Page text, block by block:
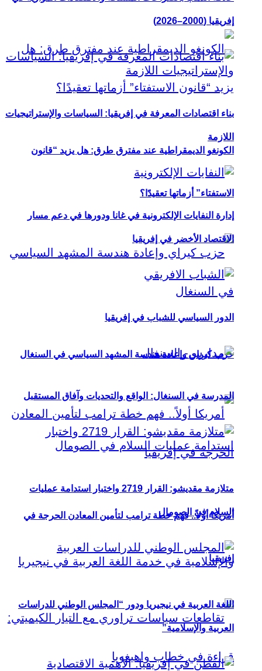
الكونغو الديمقراطية عند مفترق طرق: هل يزيد “قانون
الاستفتاء” أزماتها تعقيدًا؟
حزب كيراي وإعادة هندسة المشهد السياسي في السنغال
أمريكا أولاً.. فهم خطة ترامب لتأمين المعادن الحرجة في
إفريقيا
إفريقيا (2000–2026)
بناء اقتصادات المعرفة في إفريقيا: السياسات والإستراتيجيات
اللازمة
إدارة النفايات الإلكترونية في غانا ودورها في دعم مسار
الاقتصاد الأخضر في إفريقيا
الدور السياسي للشباب في إفريقيا
المدرسة في السنغال: الواقع والتحديات وآفاق المستقبل
متلازمة مقديشو: القرار 2719 واختبار استدامة عمليات
السلام في الصومال
اللغة العربية في نيجيريا ودور “المجلس الوطني للدراسات
العربية والإسلامية”